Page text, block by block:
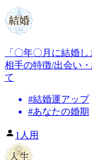
「〇年〇月に結婚
相手の特徴/出会い
て
#結婚運アップ
#あなたの婚期
1人用